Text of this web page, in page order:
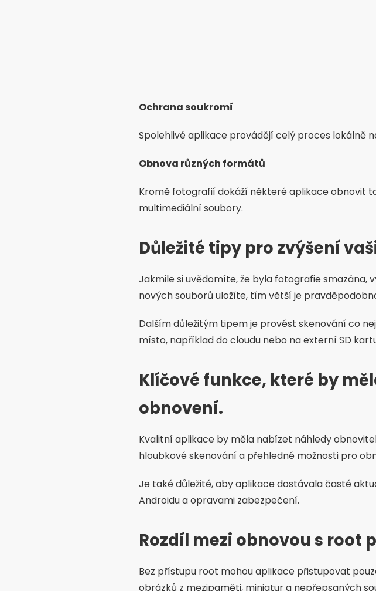
Ochrana soukromí
Spolehlivé aplikace provádějí celý proces lokálně
Obnova různých formátů
Kromě fotografií dokáží některé aplikace obnovit
multimediální soubory.
Důležité tipy pro zvýšení
Jakmile si uvědomíte, že byla fotografie
nových souborů uložíte, tím větší je
Dalším důležitým tipem je provést skenování co
místo, například do cloudu nebo na externí SD
Klíčové funkce, které by
obnovení.
Kvalitní aplikace by měla nabízet náhledy
hloubkové skenování a přehledné možnosti pro
Je také důležité, aby aplikace dostávala časté
Androidu a opravami zabezpečení.
Rozdíl mezi obnovou s root
Bez přístupu root mohou aplikace přistupovat
obrázků z mezipaměti, miniatur a nepřepsaných